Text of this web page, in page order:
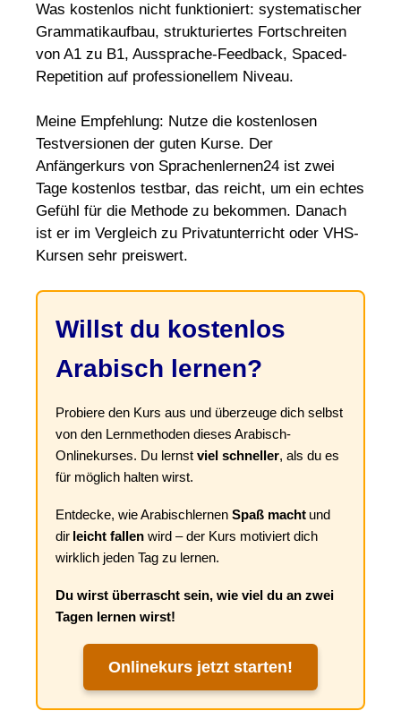
Was kostenlos nicht funktioniert: systematischer
Grammatikaufbau, strukturiertes Fortschreiten
von A1 zu B1, Aussprache-Feedback, Spaced-
Repetition auf professionellem Niveau.
Meine Empfehlung: Nutze die kostenlosen
Testversionen der guten Kurse. Der
Anfängerkurs von Sprachenlernen24 ist zwei
Tage kostenlos testbar, das reicht, um ein echtes
Gefühl für die Methode zu bekommen. Danach
ist er im Vergleich zu Privatunterricht oder VHS-
Kursen sehr preiswert.
Willst du kostenlos
Arabisch lernen?
Probiere den Kurs aus und überzeuge dich selbst
von den Lernmethoden dieses Arabisch-
Onlinekurses. Du lernst viel schneller, als du es
für möglich halten wirst.
Entdecke, wie Arabischlernen Spaß macht und
dir leicht fallen wird – der Kurs motiviert dich
wirklich jeden Tag zu lernen.
Du wirst überrascht sein, wie viel du an zwei
Tagen lernen wirst!
Onlinekurs jetzt starten!